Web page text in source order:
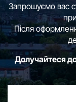
Запрошуємо вас
Після
Долучайтеся